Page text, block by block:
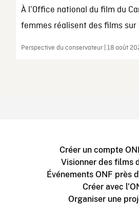
À l’Office national du film du
femmes réalisent des films sur
Perspective du conservateur | 18 août
Créer un compte
Visionner des films
Événements ONF près
Créer avec
Organiser une